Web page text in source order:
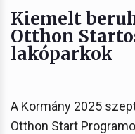
Kiemelt
Otthon
lakóparkok
A Kormány 2025
Otthon Start